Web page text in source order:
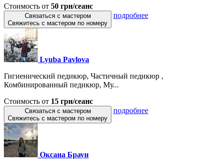
Стоимость от 50 грн/сеанс
Связаться с мастером
Свяжитесь с мастером по номеру
подробнее
Lyuba Pavlova
Гигиенический педикюр, Частичный педикюр ,
Комбинированный педикюр, Му...
Стоимость от 15 грн/сеанс
Связаться с мастером
Свяжитесь с мастером по номеру
подробнее
Оксана Браун